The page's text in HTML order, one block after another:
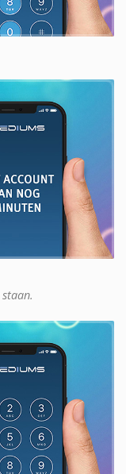
staan.